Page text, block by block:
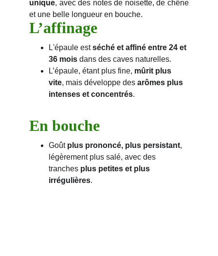
unique, avec des notes de noisette, de chêne
et une belle longueur en bouche.
L’affinage
L'épaule est séché et affiné entre 24 et
36 mois dans des caves naturelles.
L’épaule, étant plus fine, mûrit plus
vite, mais développe des arômes plus
intenses et concentrés.
En bouche
Goût plus prononcé, plus persistant,
légèrement plus salé, avec des
tranches plus petites et plus
irrégulières.